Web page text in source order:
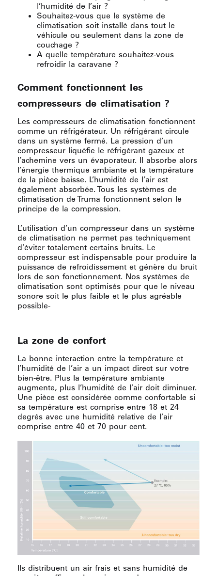
l’humidité de l’air ?
Souhaitez-vous que le système de
climatisation soit installé dans tout le
véhicule ou seulement dans la zone de
couchage ?
A quelle température souhaitez-vous
refroidir la caravane ?
Comment fonctionnent les
compresseurs de climatisation ?
Les compresseurs de climatisation fonctionnent
comme un réfrigérateur. Un réfrigérant circule
dans un système fermé. La pression d’un
compresseur liquéfie le réfrigérant gazeux et
l’achemine vers un évaporateur. Il absorbe alors
l’énergie thermique ambiante et la température
de la pièce baisse. L’humidité de l’air est
également absorbée. Tous les systèmes de
climatisation de Truma fonctionnent selon le
principe de la compression.
L’utilisation d’un compresseur dans un système
de climatisation ne permet pas techniquement
d’éviter totalement certains bruits. Le
compresseur est indispensable pour produire la
puissance de refroidissement et génère du bruit
lors de son fonctionnement. Nos systèmes de
climatisation sont optimisés pour que le niveau
sonore soit le plus faible et le plus agréable
possible-
La zone de confort
La bonne interaction entre la température et
l’humidité de l’air a un impact direct sur votre
bien-être. Plus la température ambiante
augmente, plus l’humidité de l’air doit diminuer.
Une pièce est considérée comme confortable si
sa température est comprise entre 18 et 24
degrés avec une humidité relative de l’air
comprise entre 40 et 70 pour cent.
Ils distribuent un air frais et sans humidité de